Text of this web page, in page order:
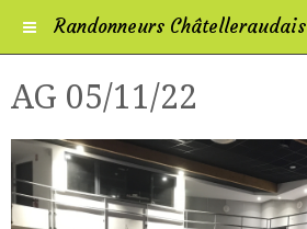
Randonneurs Châtelleraudais
AG 05/11/22